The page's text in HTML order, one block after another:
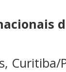
Curitiba/